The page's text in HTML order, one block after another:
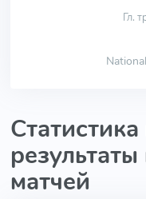
Гл.
матчей